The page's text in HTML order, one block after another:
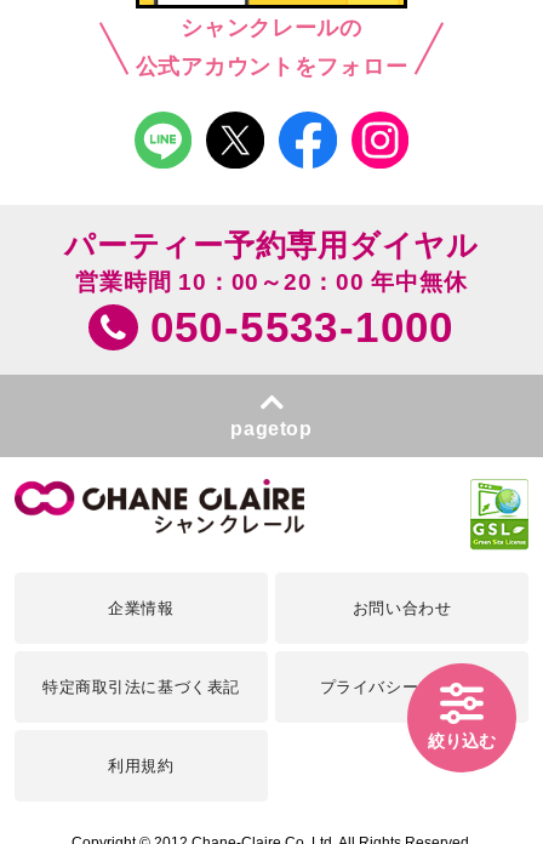
シャンクレールの
公式アカウントをフォロー
絞り込む
パーティー予約専用ダイヤル
営業時間 10：00～20：00 年中無休
050-5533-1000
pagetop
企業情報 お問い合わせ
特定商取引法に基づく表記 プライバシーポリシー
利用規約